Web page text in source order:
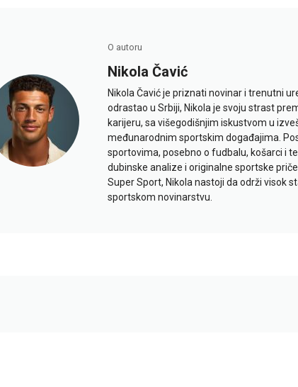
O autoru
Nikola Čavić
Nikola Čavić je priznati novinar i trenutni
odrastao u Srbiji, Nikola je svoju strast
karijeru, sa višegodišnjim iskustvom u
međunarodnim sportskim događajima.
sportovima, posebno o fudbalu, košarci i
dubinske analize i originalne sportske
Super Sport, Nikola nastoji da održi visok
sportskom novinarstvu.